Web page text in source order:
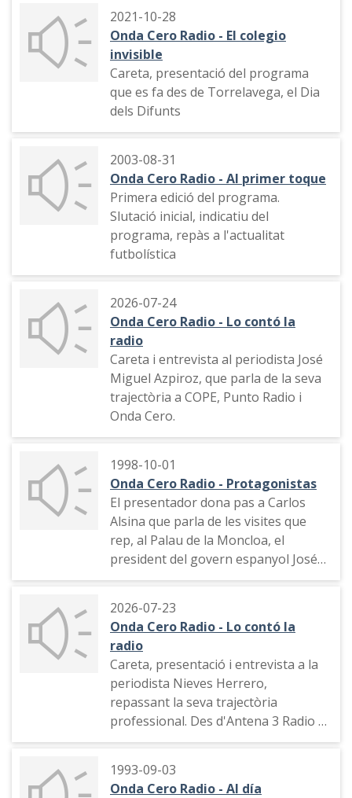
2021-10-28
Onda Cero Radio - El colegio
invisible
Careta, presentació del programa
que es fa des de Torrelavega, el Dia
dels Difunts
2003-08-31
Onda Cero Radio - Al primer toque
Primera edició del programa.
Slutació inicial, indicatiu del
programa, repàs a l'actualitat
futbolística
2026-07-24
Onda Cero Radio - Lo contó la
radio
Careta i entrevista al periodista José
Miguel Azpiroz, que parla de la seva
trajectòria a COPE, Punto Radio i
Onda Cero.
1998-10-01
Onda Cero Radio - Protagonistas
El presentador dona pas a Carlos
Alsina que parla de les visites que
rep, al Palau de la Moncloa, el
president del govern espanyol José
María Aznar, després de la treva
ETA.
2026-07-23
Onda Cero Radio - Lo contó la
radio
Careta, presentació i entrevista a la
periodista Nieves Herrero,
repassant la seva trajectòria
professional. Des d'Antena 3 Radio a
RNE.
1993-09-03
Onda Cero Radio - Al día